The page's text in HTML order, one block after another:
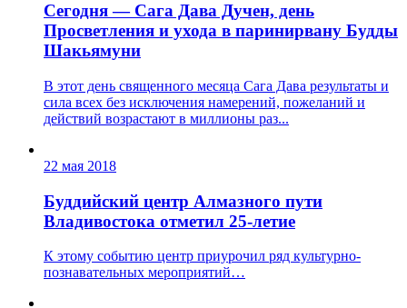
Сегодня — Сага Дава Дучен, день
Просветления и ухода в паринирвану Будды
Шакьямуни
В этот день священного месяца Сага Дава результаты и
сила всех без исключения намерений, пожеланий и
действий возрастают в миллионы раз...
22 мая 2018
Буддийский центр Алмазного пути
Владивостока отметил 25-летие
К этому событию центр приурочил ряд культурно-
познавательных мероприятий…